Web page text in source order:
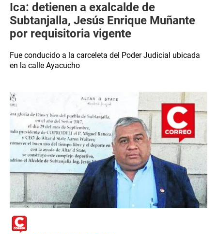
Ica: detienen a exalcalde de
Subtanjalla, Jesús Enrique Muñante
por requisitoria vigente
Fue conducido a la carceleta del Poder Judicial ubicada
en la calle Ayacucho